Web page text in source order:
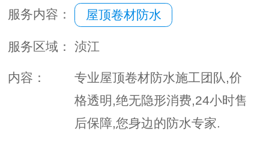
服务内容： 屋顶卷材防水
服务区域： 浈江
内容：
专业屋顶卷材防水施工团队,价
格透明,绝无隐形消费,24小时售
后保障,您身边的防水专家.